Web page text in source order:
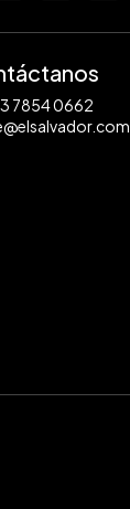
7854 0662